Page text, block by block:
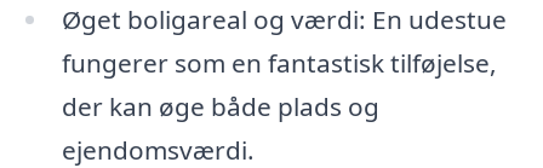
Øget boligareal og værdi: En udestue
fungerer som en fantastisk tilføjelse,
der kan øge både plads og
ejendomsværdi.